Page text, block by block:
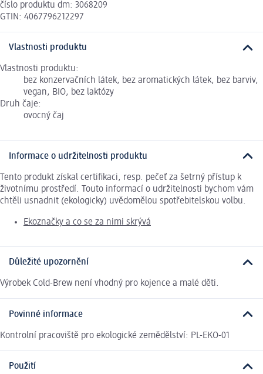
číslo produktu dm: 3068209
GTIN: 4067796212297
Vlastnosti produktu
Vlastnosti produktu:
bez konzervačních látek, bez aromatických látek, bez barviv,
vegan, BIO, bez laktózy
Druh čaje:
ovocný čaj
Informace o udržitelnosti produktu
Tento produkt získal certifikaci, resp. pečeť za šetrný přístup k
životnímu prostředí. Touto informací o udržitelnosti bychom vám
chtěli usnadnit (ekologicky) uvědomělou spotřebitelskou volbu.
Ekoznačky a co se za nimi skrývá
Důležité upozornění
Výrobek Cold-Brew není vhodný pro kojence a malé děti.
Povinné informace
Kontrolní pracoviště pro ekologické zemědělství: PL-EKO-01
Použití